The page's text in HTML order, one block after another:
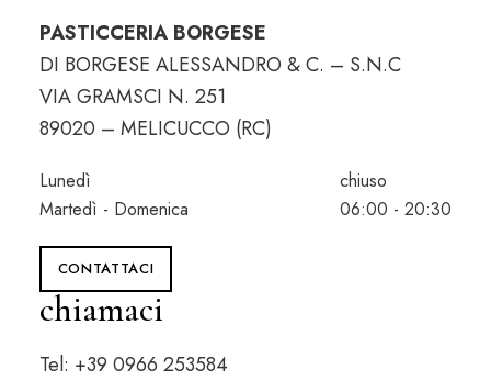
PASTICCERIA BORGESE
DI BORGESE ALESSANDRO & C. – S.N.C
VIA GRAMSCI N. 251
89020 – MELICUCCO (RC)
Lunedì
chiuso
Martedì - Domenica
06:00 - 20:30
CONTATTACI
chiamaci
Tel: +39 0966 253584